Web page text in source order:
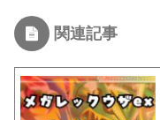
関連記事